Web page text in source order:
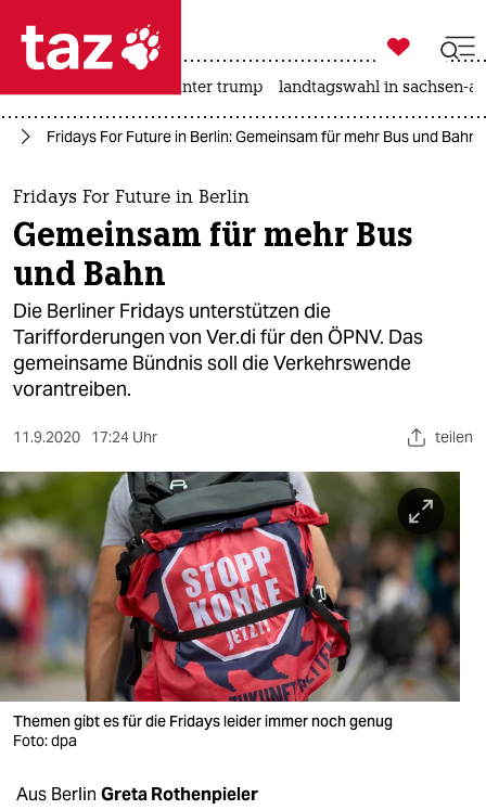
 taz zahl ich
taz zahl ich
themen
politik
öko
gesellschaft
kultur
sport
berlin
nord
wahrheit
verlag
verlag
veranstaltungen
fragen & hilfe

taz zahl ich
usa unter trump landtagswahl in sachsen-
Fridays For Future in Berlin: Gemeinsam für mehr Bus und Bahn
Fridays For Future in Berlin
Gemeinsam für mehr Bus
und Bahn
Die Berliner Fridays unterstützen die
Tarifforderungen von Ver.di für den ÖPNV. Das
gemeinsame Bündnis soll die Verkehrswende
vorantreiben.
11.9.2020 17:24 Uhr teilen
Themen gibt es für die Fridays leider immer noch genug
Foto: dpa
Aus Berlin Greta Rothenpieler